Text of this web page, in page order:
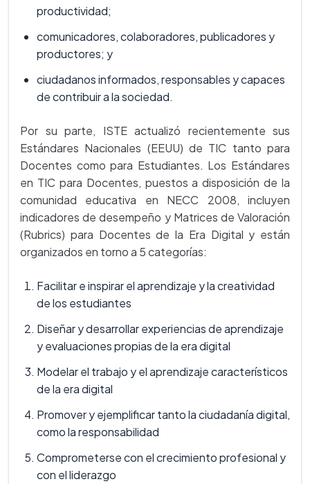
productividad;
comunicadores, colaboradores, publicadores y
productores; y
ciudadanos informados, responsables y capaces
de contribuir a la sociedad.
Por su parte, ISTE actualizó recientemente sus
Estándares Nacionales (EEUU) de TIC tanto para
Docentes como para Estudiantes. Los Estándares
en TIC para Docentes, puestos a disposición de la
comunidad educativa en NECC 2008, incluyen
indicadores de desempeño y Matrices de Valoración
(Rubrics) para Docentes de la Era Digital y están
organizados en torno a 5 categorías:
Facilitar e inspirar el aprendizaje y la creatividad
de los estudiantes
Diseñar y desarrollar experiencias de aprendizaje
y evaluaciones propias de la era digital
Modelar el trabajo y el aprendizaje característicos
de la era digital
Promover y ejemplificar tanto la ciudadanía digital,
como la responsabilidad
Comprometerse con el crecimiento profesional y
con el liderazgo